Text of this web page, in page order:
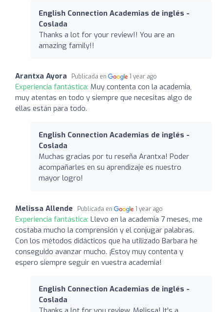
English Connection Academias de inglés -
Coslada
Thanks a lot for your review!! You are an
amazing family!!
Arantxa Ayora Publicada en 1 year ago
Experiencia fantástica: Muy contenta con la academia,
muy atentas en todo y siempre que necesitas algo de
ellas están para todo.
English Connection Academias de inglés -
Coslada
Muchas gracias por tu reseña Arantxa! Poder
acompañarles en su aprendizaje es nuestro
mayor logro!
Melissa Allende Publicada en 1 year ago
Experiencia fantástica: Llevo en la academia 7 meses, me
costaba mucho la comprensión y el conjugar palabras.
Con los métodos didácticos que ha utilizado Barbara he
conseguido avanzar mucho. ¡Estoy muy contenta y
espero siempre seguir en vuestra academia!
English Connection Academias de inglés -
Coslada